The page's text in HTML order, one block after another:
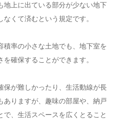
地上に出ている部分が少ない地下
くて済むという規定です。
積率の小さな土地でも、地下室を
確保することができます。
保が難しかったり、生活動線が長
ありますが、趣味の部屋や、納戸
で、生活スペースを広くとること